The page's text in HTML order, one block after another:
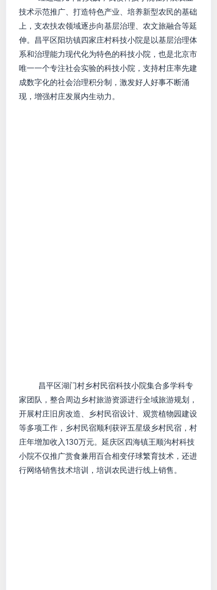
技术示范推广、打造特色产业、培养新型农民的基础
上，支农扶农领域逐步向基层治理、农文旅融合等延
伸。昌平区阳坊镇四家庄村科技小院是以基层治理体
系和治理能力现代化为特色的科技小院，也是北京市
唯一一个专注社会实验的科技小院，支持村庄率先建
成数字化的社会治理积分制，激发好人好事不断涌
现，增强村庄发展内生动力。
昌平区湖门村乡村民宿科技小院集合多学科专
家团队，整合周边乡村旅游资源进行全域旅游规划，
开展村庄旧房改造、乡村民宿设计、观赏植物园建设
等多项工作，乡村民宿顺利获评五星级乡村民宿，村
庄年增加收入130万元。延庆区四海镇王顺沟村科技
小院不仅推广赏食兼用百合相变仔球繁育技术，还进
行网络销售技术培训，培训农民进行线上销售。